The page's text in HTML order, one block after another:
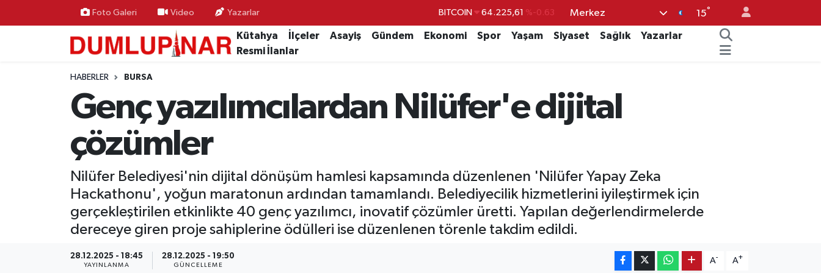
Foto Galeri Video Yazarlar BITCOIN 64.225,61 %-0.63
DOLAR 47,6704 %0
GRAM ALTIN 6510.40 %0.45
BİST100 13.799 %70
Merkez 15°
Kütahya İlçeler Asayiş Gündem Ekonomi Spor Yaşam Siyaset Sağlık
Yazarlar
Resmi İlanlar
HABERLER BURSA
Genç yazılımcılardan Nilüfer'e dijital
çözümler
Nilüfer Belediyesi'nin dijital dönüşüm hamlesi kapsamında düzenlenen 'Nilüfer Yapay Zeka
Hackathonu', yoğun maratonun ardından tamamlandı. Belediyecilik hizmetlerini iyileştirmek için
gerçekleştirilen etkinlikte 40 genç yazılımcı, inovatif çözümler üretti. Yapılan değerlendirmelerde
dereceye giren proje sahiplerine ödülleri ise düzenlenen törenle takdim edildi.
28.12.2025 - 18:45
YAYINLANMA
28.12.2025 - 19:50
GÜNCELLEME
A- A+
Ekonomi
Kütahya Hava Durumu
Kütahya Trafik Yoğunluk Haritası
Süper Lig Puan Durumu ve Fikstür
Tüm Manşetler
Son Dakika Haberleri
Haber Arşivi